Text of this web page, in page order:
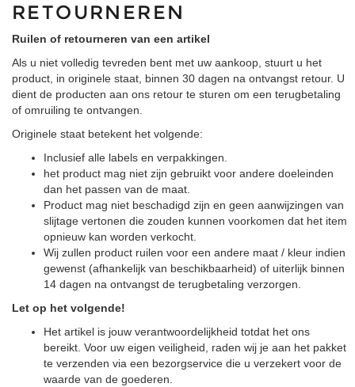
RETOURNEREN
Ruilen of retourneren van een artikel
Als u niet volledig tevreden bent met uw aankoop, stuurt u het
product, in originele staat, binnen 30 dagen na ontvangst retour. U
dient de producten aan ons retour te sturen om een terugbetaling
of omruiling te ontvangen.
Originele staat betekent het volgende:
Inclusief alle labels en verpakkingen.
het product mag niet zijn gebruikt voor andere doeleinden
dan het passen van de maat.
Product mag niet beschadigd zijn en geen aanwijzingen van
slijtage vertonen die zouden kunnen voorkomen dat het item
opnieuw kan worden verkocht.
Wij zullen product ruilen voor een andere maat / kleur indien
gewenst (afhankelijk van beschikbaarheid) of uiterlijk binnen
14 dagen na ontvangst de terugbetaling verzorgen.
Let op het volgende!
Het artikel is jouw verantwoordelijkheid totdat het ons
bereikt. Voor uw eigen veiligheid, raden wij je aan het pakket
te verzenden via een bezorgservice die u verzekert voor de
waarde van de goederen.